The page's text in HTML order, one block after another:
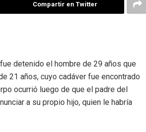
Compartir en Twitter
detenido el hombre de 29 años que
21 años, cuyo cadáver fue encontrado
ocurrió luego de que el padre del
a su propio hijo, quien le habría